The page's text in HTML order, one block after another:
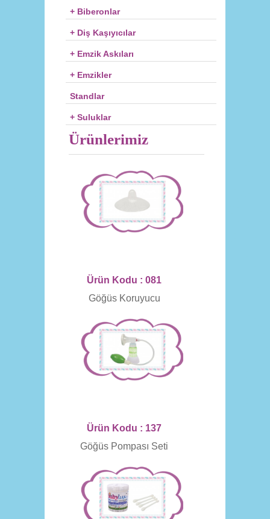
+ Biberonlar
+ Diş Kaşıyıcılar
+ Emzik Askıları
+ Emzikler
Standlar
+ Suluklar
Ürünlerimiz
Ürün Kodu : 081
Göğüs Koruyucu
Ürün Kodu : 137
Göğüs Pompası Seti